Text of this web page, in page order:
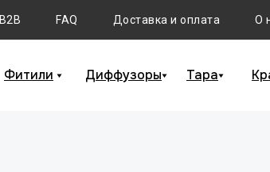
B2B FAQ Доставка и оплата О
Фитили Диффузоры Тара